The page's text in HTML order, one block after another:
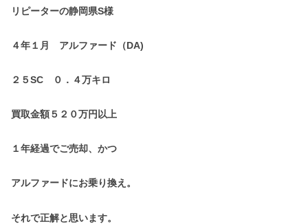
リピーターの静岡県S様
４年１月 アルファード（DA)
２５SC ０．４万キロ
買取金額５２０万円以上
１年経過でご売却、かつ
アルファードにお乗り換え。
それで正解と思います。